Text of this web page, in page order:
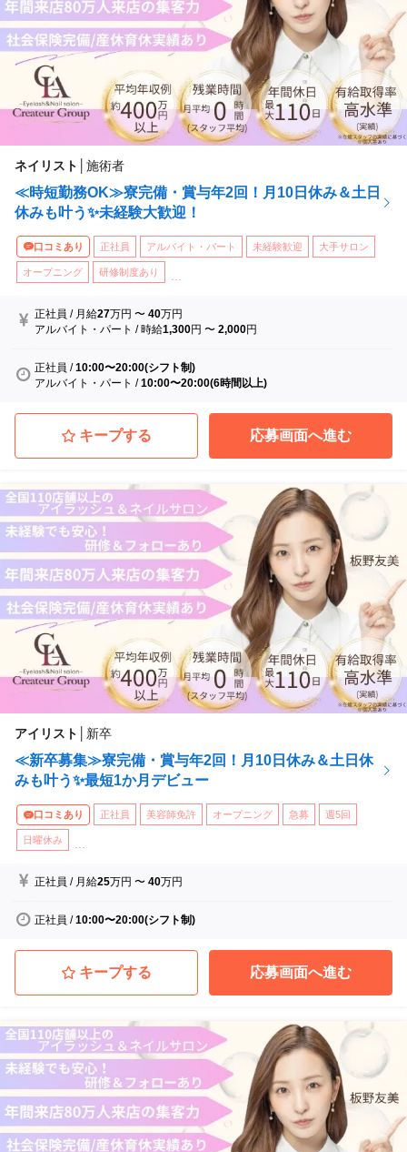
ネイリスト 施術者
≪時短勤務OK≫寮完備・賞与年2回！月10日休み＆土日
休みも叶う✨未経験大歓迎！
口コミあり 正社員 アルバイト・パート 未経験歓迎 大手サロン
オープニング 研修制度あり
正社員 / 月給27万円 〜40万円
アルバイト・パート /時給1,300円 〜2,000円
正社員 /10:00〜20:00(シフト制)
アルバイト・パート /10:00〜20:00(6時間以上)
キープする 応募画面へ進む
アイリスト 新卒
≪新卒募集≫寮完備・賞与年2回！月10日休み＆土日休
みも叶う✨最短1か月デビュー
口コミあり 正社員 美容師免許 オープニング 急募 週5回
日曜休み ...
正社員 / 月給25万円 〜40万円
正社員 /10:00〜20:00(シフト制)
キープする 応募画面へ進む